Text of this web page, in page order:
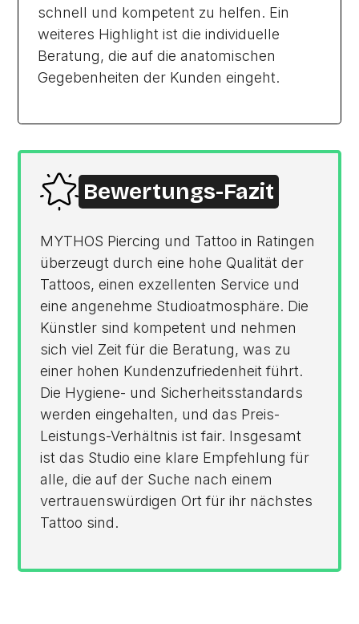
schnell und kompetent zu helfen. Ein
weiteres Highlight ist die individuelle
Beratung, die auf die anatomischen
Gegebenheiten der Kunden eingeht.
Bewertungs-Fazit
MYTHOS Piercing und Tattoo in Ratingen
überzeugt durch eine hohe Qualität der
Tattoos, einen exzellenten Service und
eine angenehme Studioatmosphäre. Die
Künstler sind kompetent und nehmen
sich viel Zeit für die Beratung, was zu
einer hohen Kundenzufriedenheit führt.
Die Hygiene- und Sicherheitsstandards
werden eingehalten, und das Preis-
Leistungs-Verhältnis ist fair. Insgesamt
ist das Studio eine klare Empfehlung für
alle, die auf der Suche nach einem
vertrauenswürdigen Ort für ihr nächstes
Tattoo sind.